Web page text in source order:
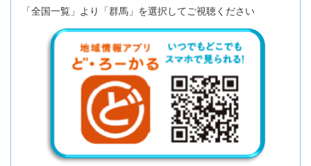
「全国一覧」より「群馬」を選択してご視聴ください